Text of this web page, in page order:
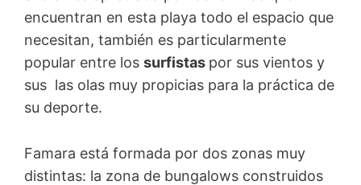
encuentran en esta playa todo el espacio que
necesitan, también es particularmente
popular entre los surfistas por sus vientos y
sus las olas muy propicias para la práctica de
su deporte.
Famara está formada por dos zonas muy
distintas: la zona de bungalows construidos